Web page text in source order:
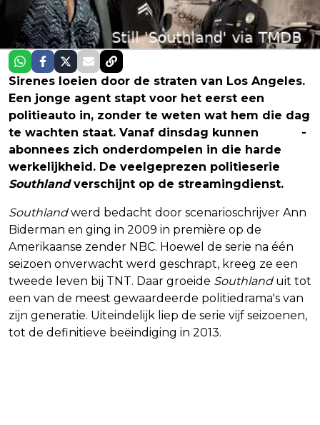
Sirenes loeien door de straten van Los Angeles.
Een jonge agent stapt voor het eerst een
politieauto in, zonder te weten wat hem die dag
te wachten staat. Vanaf dinsdag kunnen
-
abonnees zich onderdompelen in die harde
werkelijkheid. De veelgeprezen politieserie
Southlandverschijnt op de streamingdienst.
Southlandwerd bedacht door scenarioschrijver Ann
Biderman en ging in 2009 in première op de
Amerikaanse zender NBC. Hoewel de serie na één
seizoen onverwacht werd geschrapt, kreeg ze een
tweede leven bij TNT. Daar groeide Southlanduit tot
een van de meest gewaardeerde politiedrama's van
zijn generatie. Uiteindelijk liep de serie vijf seizoenen,
tot de definitieve beëindiging in 2013.